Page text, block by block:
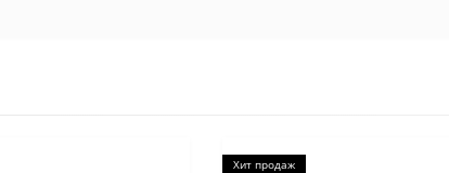
Хит продаж